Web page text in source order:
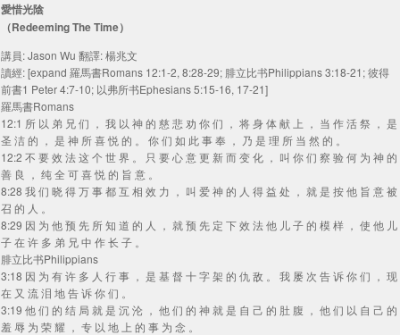
愛惜光陰
（Redeeming The Time）
講員: Jason Wu 翻譯: 楊兆文
讀經: [expand 羅馬書Romans 12:1-2, 8:28-29; 腓立比书Philippians 3:18-21; 彼得
前書1 Peter 4:7-10; 以弗所书Ephesians 5:15-16, 17-21]
羅馬書Romans
12:1 所 以 弟 兄 们 ， 我 以 神 的 慈 悲 劝 你 们 ， 将 身 体 献 上 ， 当 作 活 祭 ， 是
圣 洁 的 ， 是 神 所 喜 悦 的 。 你 们 如 此 事 奉 ， 乃 是 理 所 当 然 的 。
12:2 不 要 效 法 这 个 世 界 。 只 要 心 意 更 新 而 变 化 ， 叫 你 们 察 验 何 为 神 的
善 良 ， 纯 全 可 喜 悦 的 旨 意 。
8:28 我 们 晓 得 万 事 都 互 相 效 力 ， 叫 爱 神 的 人 得 益 处 ， 就 是 按 他 旨 意 被
召 的 人 。
8:29 因 为 他 预 先 所 知 道 的 人 ， 就 预 先 定 下 效 法 他 儿 子 的 模 样 ， 使 他 儿
子 在 许 多 弟 兄 中 作 长 子 。
腓立比书Philippians
3:18 因 为 有 许 多 人 行 事 ， 是 基 督 十 字 架 的 仇 敌 。 我 屡 次 告 诉 你 们 ， 现
在 又 流 泪 地 告 诉 你 们 。
3:19 他 们 的 结 局 就 是 沉 沦 ， 他 们 的 神 就 是 自 己 的 肚 腹 ， 他 们 以 自 己 的
羞 辱 为 荣 耀 ， 专 以 地 上 的 事 为 念 。